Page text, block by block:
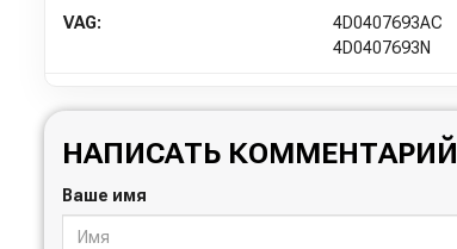
VAG: 4D0407693AC
4D0407693N
НАПИСАТЬ КОММЕНТАРИЙ
Ваше имя